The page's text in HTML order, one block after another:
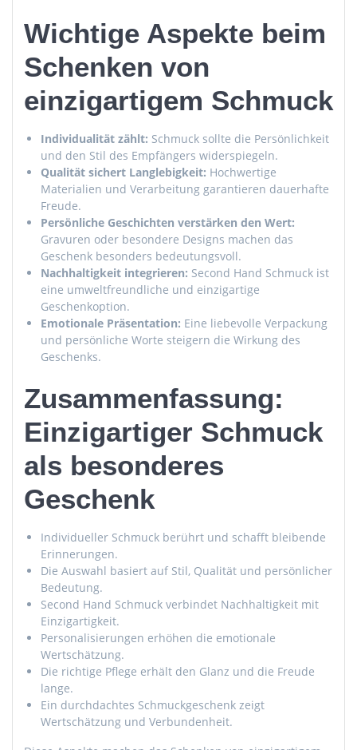
Wichtige Aspekte beim
Schenken von
einzigartigem Schmuck
Individualität zählt: Schmuck sollte die Persönlichkeit
und den Stil des Empfängers widerspiegeln.
Qualität sichert Langlebigkeit: Hochwertige
Materialien und Verarbeitung garantieren dauerhafte
Freude.
Persönliche Geschichten verstärken den Wert:
Gravuren oder besondere Designs machen das
Geschenk besonders bedeutungsvoll.
Nachhaltigkeit integrieren: Second Hand Schmuck ist
eine umweltfreundliche und einzigartige
Geschenkoption.
Emotionale Präsentation: Eine liebevolle Verpackung
und persönliche Worte steigern die Wirkung des
Geschenks.
Zusammenfassung:
Einzigartiger Schmuck
als besonderes
Geschenk
Individueller Schmuck berührt und schafft bleibende
Erinnerungen.
Die Auswahl basiert auf Stil, Qualität und persönlicher
Bedeutung.
Second Hand Schmuck verbindet Nachhaltigkeit mit
Einzigartigkeit.
Personalisierungen erhöhen die emotionale
Wertschätzung.
Die richtige Pflege erhält den Glanz und die Freude
lange.
Ein durchdachtes Schmuckgeschenk zeigt
Wertschätzung und Verbundenheit.